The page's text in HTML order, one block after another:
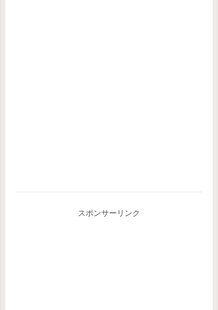
スポンサーリンク